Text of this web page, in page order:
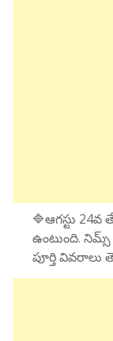
🔷ఆగస్టు
ఉంటుంది. నిమ్స్
పూర్తి వివరాలు